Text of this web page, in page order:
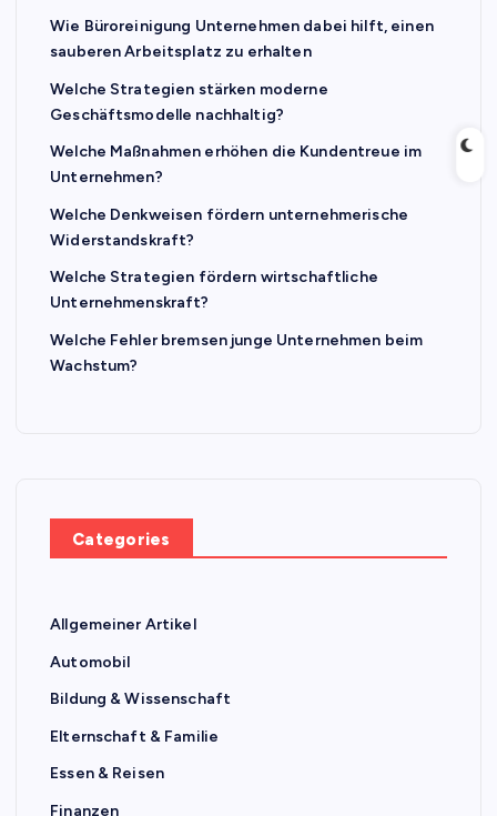
Wie Büroreinigung Unternehmen dabei hilft, einen
sauberen Arbeitsplatz zu erhalten
Welche Strategien stärken moderne
Geschäftsmodelle nachhaltig?
Welche Maßnahmen erhöhen die Kundentreue im
Unternehmen?
Welche Denkweisen fördern unternehmerische
Widerstandskraft?
Welche Strategien fördern wirtschaftliche
Unternehmenskraft?
Welche Fehler bremsen junge Unternehmen beim
Wachstum?
Categories
Allgemeiner Artikel
Automobil
Bildung & Wissenschaft
Elternschaft & Familie
Essen & Reisen
Finanzen